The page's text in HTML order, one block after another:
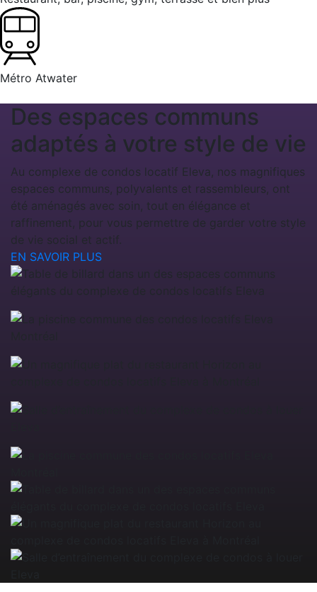
Métro Atwater
Des espaces communs
adaptés à votre style de vie
Au complexe de condos locatif Eleva, nos magnifiques
espaces communs, polyvalents et rassembleurs, ont
été aménagés avec soin, tout en élégance et
raffinement, pour vous permettre de garder votre style
de vie social et actif.
EN SAVOIR PLUS